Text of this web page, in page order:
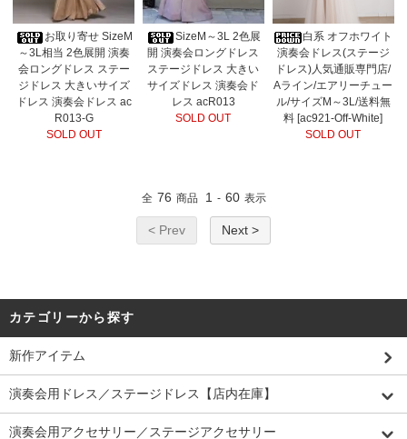
お取り寄せ SizeM
～3L相当 2色展開 演奏
会ロングドレス ステー
ジドレス 大きいサイズ
ドレス 演奏会ドレス ac
R013-G
SOLD OUT
SizeM～3L 2色展
開 演奏会ロングドレス
ステージドレス 大きい
サイズドレス 演奏会ド
レス acR013
SOLD OUT
白系 オフホワイト
演奏会ドレス(ステージ
ドレス)人気通販専門店/
Aライン/エアリーチュー
ル/サイズM～3L/送料無
料 [ac921-Off-White]
SOLD OUT
全 76 商品 1 - 60 表示
< Prev Next >
カテゴリーから探す
新作アイテム
演奏会用ドレス／ステージドレス【店内在庫】
演奏会用アクセサリー／ステージアクセサリー